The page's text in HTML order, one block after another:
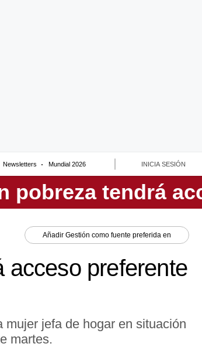
Newsletters Mundial 2026 INICIA SESIÓN
Añadir Gestión como fuente preferida en
acceso preferente
jefa de hogar en situación
martes.